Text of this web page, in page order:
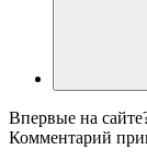
Впервые на
Комментарий